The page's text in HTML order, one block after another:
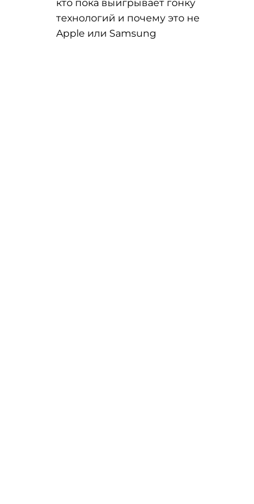
кто пока выигрывает гонку
технологий и почему это не
Apple или Samsung